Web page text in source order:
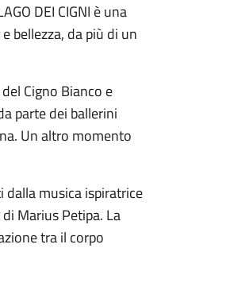
DEI CIGNI è una
bellezza, da più di un
Cigno Bianco e
parte dei ballerini
Un altro momento
dalla musica ispiratrice
Marius Petipa. La
tra il corpo